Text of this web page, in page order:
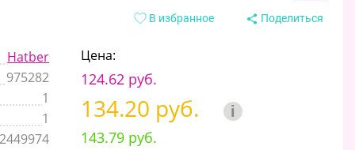
В избранное Поделиться
Hatber
975282
1
1
Цена:
124.62 руб.
134.20 руб. i
143.79 руб.